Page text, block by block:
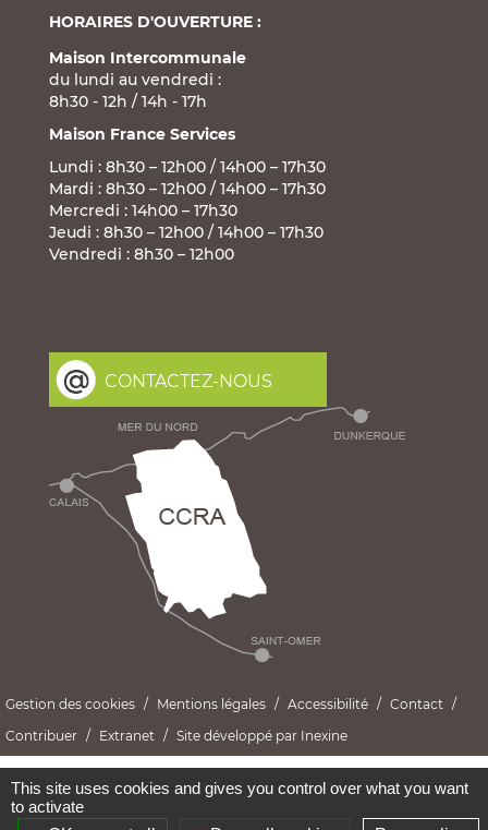
HORAIRES D'OUVERTURE :
Maison Intercommunale
du lundi au vendredi :
8h30 - 12h / 14h - 17h
Maison France Services
Lundi : 8h30 – 12h00 / 14h00 – 17h30
Mardi : 8h30 – 12h00 / 14h00 – 17h30
Mercredi : 14h00 – 17h30
Jeudi : 8h30 – 12h00 / 14h00 – 17h30
Vendredi : 8h30 – 12h00
CONTACTEZ-NOUS
Gestion des cookies Mentions légales Accessibilité
Contact
Contribuer
Extranet Site développé par Inexine
This site uses cookies and gives you control over what you want
to activate